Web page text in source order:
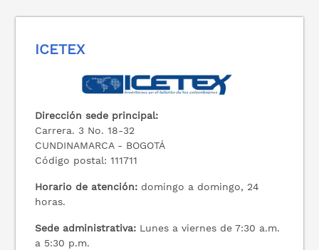
ICETEX
Dirección sede principal:
Carrera. 3 No. 18-32
CUNDINAMARCA - BOGOTÁ
Código postal: 111711
Horario de atención: domingo a domingo, 24
horas.
Sede administrativa: Lunes a viernes de 7:30 a.m.
a 5:30 p.m.